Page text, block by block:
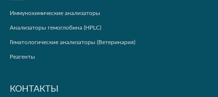
Иммунохимические анализаторы
Анализаторы гемоглобина (HPLC)
Гематологические анализаторы (Ветеринария)
Реагенты
КОНТАКТЫ